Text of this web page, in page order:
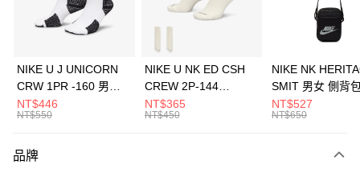
華南商業銀行
彰化商業銀行
上海商業儲蓄銀行
元大商業銀行
台灣樂天信用卡公司
Apple Pay
全盈+PAY
AFTEE先享後付
【關於「AFTEE先享後付」】
NIKE U J UNICORN
CRW 1PR -160 男女
中統襪 FZ3393100
NT$446
NT$550
NIKE U NK ED CSH
CREW 2P-144
EMBRDY 男女 短統襪
FZ3073133
NT$365
NT$450
NIKE NK
SMIT 男女 側背
BA5871010
NT$527
NT$650
品牌